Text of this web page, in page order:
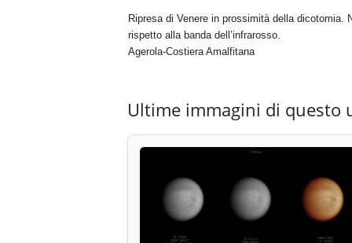
Ripresa di Venere in prossimità della dicotomia.
rispetto alla banda dell’infrarosso.
Agerola-Costiera Amalfitana
Ultime immagini di questo